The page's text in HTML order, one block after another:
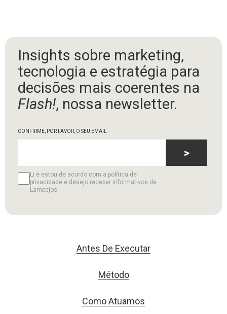
Insights sobre marketing,
tecnologia e estratégia para
decisões mais coerentes na
Flash!, nossa newsletter.
CONFIRME, POR FAVOR, O SEU EMAIL
Li e estou de acordo com a política de
privacidade e desejo receber informativos de
Lampejos.
>
Antes De Executar
Método
Como Atuamos